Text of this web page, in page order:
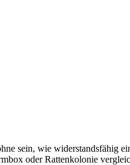
sein, wie widerstandsfähig
oder Rattenkolonie